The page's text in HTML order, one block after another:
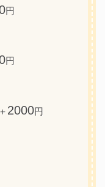
円
円
2000円